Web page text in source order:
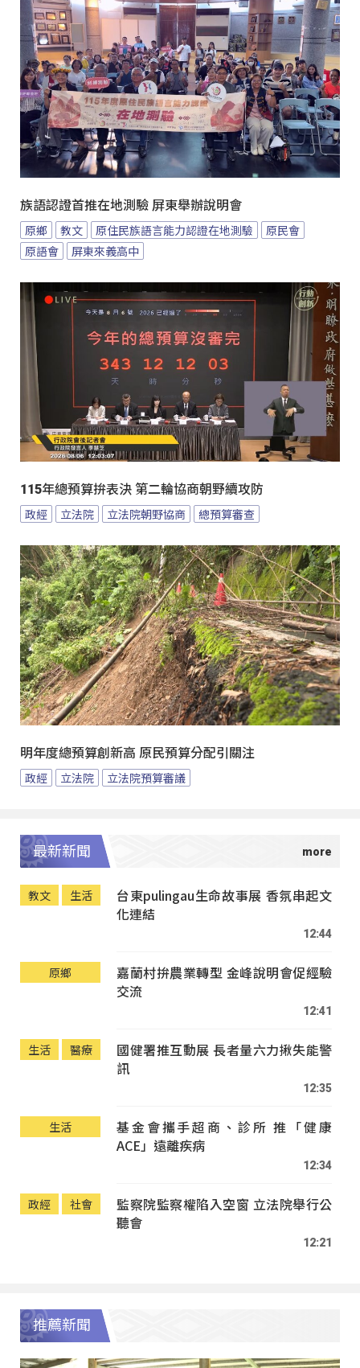
族語認證首推在地測驗 屏東舉辦說明會
原鄉 教文 原住民族語言能力認證在地測驗
原民會
原語會
屏東來義高中
115年總預算拚表決 第二輪協商朝野續攻防
政經 立法院 立法院朝野協商 總預算審查
明年度總預算創新高 原民預算分配引關注
政經 立法院 立法院預算審議
最新新聞
教文 生活
台東pulingau生命故事展 香氛串起文
化連結
12:44
原鄉
嘉蘭村拚農業轉型 金峰說明會促經驗
交流
12:41
生活 醫療
國健署推互動展 長者量六力揪失能警
訊
12:35
生活
基金會攜手超商、診所 推「健康
ACE」遠離疾病
12:34
政經 社會
監察院監察權陷入空窗 立法院舉行公
聽會
12:21
推薦新聞